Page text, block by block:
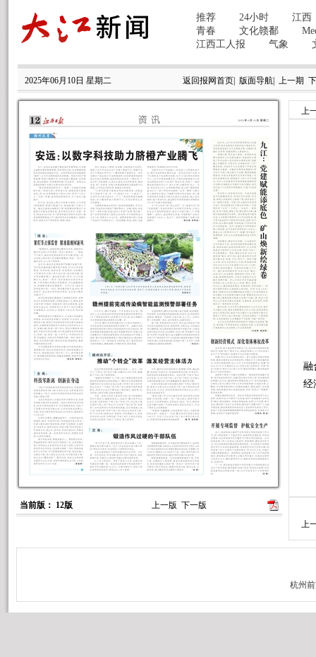
2025年06月10日 星期二 返回报网首页| 版面导航| 上一期
当前版： 12版 上一版 下一版
上
融
经
上